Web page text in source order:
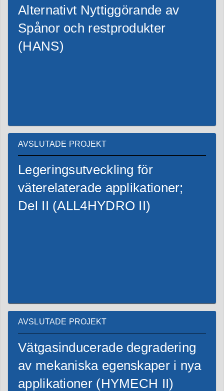
Alternativt Nyttiggörande av
Spånor och restprodukter
(HANS)
AVSLUTADE PROJEKT
Legeringsutveckling för
väterelaterade applikationer;
Del II (ALL4HYDRO II)
AVSLUTADE PROJEKT
Vätgasinducerade degradering
av mekaniska egenskaper i nya
applikationer (HYMECH II)